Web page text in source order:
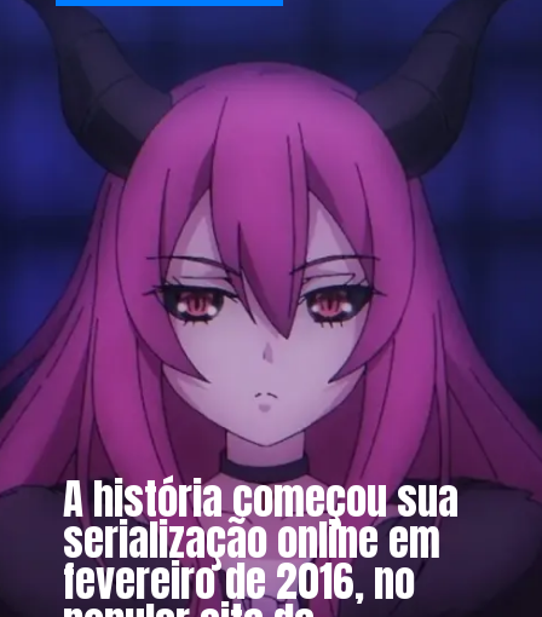
A história começou sua
serialização online em
fevereiro de 2016, no